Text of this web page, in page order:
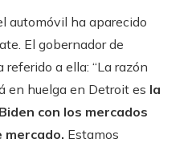
automóvil ha aparecido
El gobernador de
a ella: “La razón
en huelga en Detroit es la
con los mercados
mercado. Estamos